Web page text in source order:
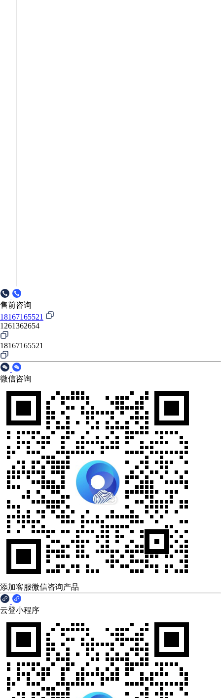
售前咨询
18167165521
1261362654
18167165521
微信咨询
添加客服微信咨询产品
云登小程序